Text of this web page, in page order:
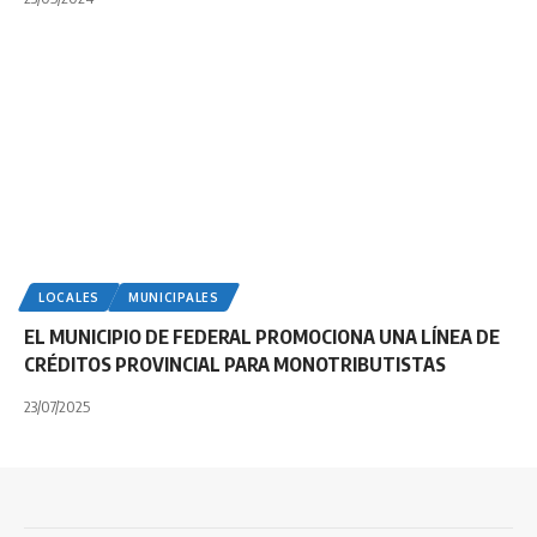
LOCALES MUNICIPALES
EL MUNICIPIO DE FEDERAL PROMOCIONA UNA LÍNEA DE
CRÉDITOS PROVINCIAL PARA MONOTRIBUTISTAS
23/07/2025